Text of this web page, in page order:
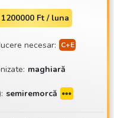
Ft / luna
necesar:
maghiară
semiremorcă